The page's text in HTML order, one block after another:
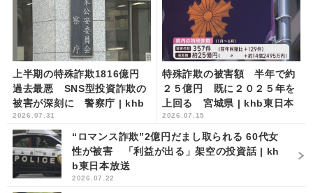
上半期の特殊詐欺1816億円
過去最悪 SNS型投資詐欺の
被害が深刻に 警察庁 | khb
東日本放送
2026.07.31
特殊詐欺の被害額 半年で約
２５億円 既に２０２５年を
上回る 宮城県 | khb東日本
放送
2026.07.15
“ロマンス詐欺”2億円だまし取られる 60代女
性が被害 「利益が出る」架空の投資話 | kh
b東日本放送
2026.07.22